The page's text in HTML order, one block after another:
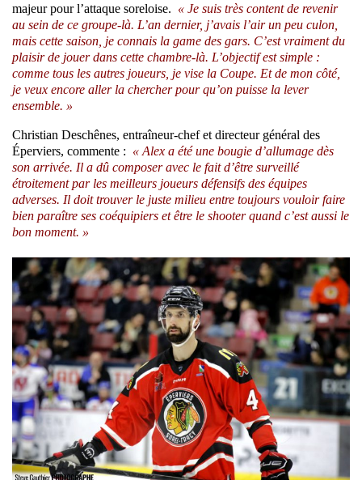
majeur pour l’attaque soreloise. « Je suis très content de revenir
au sein de ce groupe-là. L’an dernier, j’avais l’air un peu culon,
mais cette saison, je connais la game des gars. C’est vraiment du
plaisir de jouer dans cette chambre-là. L’objectif est simple :
comme tous les autres joueurs, je vise la Coupe. Et de mon côté,
je veux encore aller la chercher pour qu’on puisse la lever
ensemble. »
Christian Deschênes, entraîneur-chef et directeur général des
Éperviers, commente : « Alex a été une bougie d’allumage dès
son arrivée. Il a dû composer avec le fait d’être surveillé
étroitement par les meilleurs joueurs défensifs des équipes
adverses. Il doit trouver le juste milieu entre toujours vouloir faire
bien paraître ses coéquipiers et être le shooter quand c’est aussi le
bon moment. »